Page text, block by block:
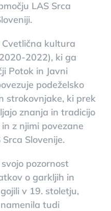
LAS Srca
kultura
2022), ki ga
Potok in Javni
podeželsko
strokovnjake, ki prek
znanja in tradicijo
z njimi povezane
Slovenije.
pozornost
o garkljih in
v 19. stoletju,
tudi